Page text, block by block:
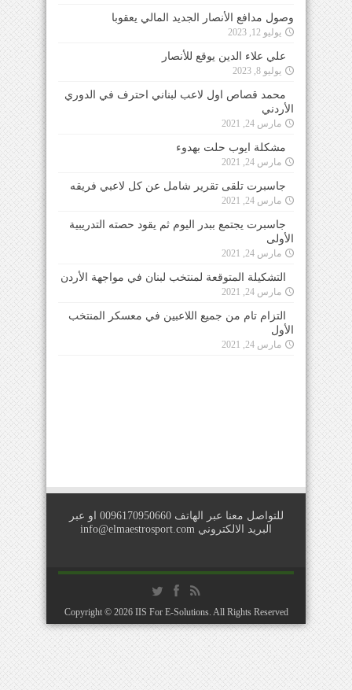
وصول مدافع الأنصار الجديد المالي يعقوبا
يوليو 12, 2023
علي علاء الدين يوقع للأنصار
يوليو 8, 2023
محمد قصاص اول لاعب لبناني احترف في الدوري
الأردني
مارس 24, 2021
مشكلة ايوب حلت بهدوء
مارس 24, 2021
جاسبرت تلقى تقرير شامل عن كل لاعبي فريقه
مارس 24, 2021
جاسبرت يجتمع ببدر اليوم ثم يقود حصته التدريبية
الأولى
مارس 24, 2021
التشكيلة المتوقعة لمنتخب لبنان في مواجهة الأردن
مارس 24, 2021
التزام تام من جميع اللاعبين في معسكر المنتخب
الأول
مارس 24, 2021
للتواصل معنا عبر الهاتف 0096170950660 او عبر
البريد الالكتروني info@elmaestrosport.com
Copyright © 2026 IIS For E-Solutions. All Rights Reserved